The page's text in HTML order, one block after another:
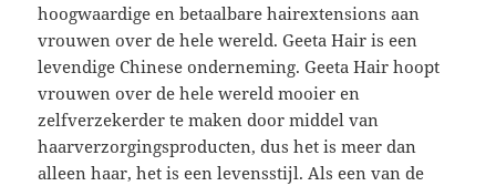
hoogwaardige en betaalbare hairextensions aan
vrouwen over de hele wereld. Geeta Hair is een
levendige Chinese onderneming. Geeta Hair hoopt
vrouwen over de hele wereld mooier en
zelfverzekerder te maken door middel van
haarverzorgingsproducten, dus het is meer dan
alleen haar, het is een levensstijl. Als een van de